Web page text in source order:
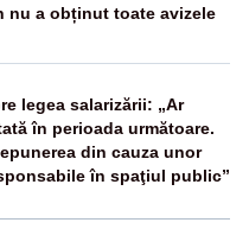
nu a obținut toate avizele
legea salarizării: „Ar
în perioada următoare.
din cauza unor
în spaţiul public”